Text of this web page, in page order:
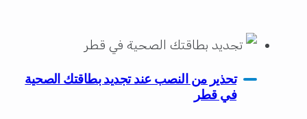
تحذير من النصب عند تجديد بطاقتك الصحية
في قطر